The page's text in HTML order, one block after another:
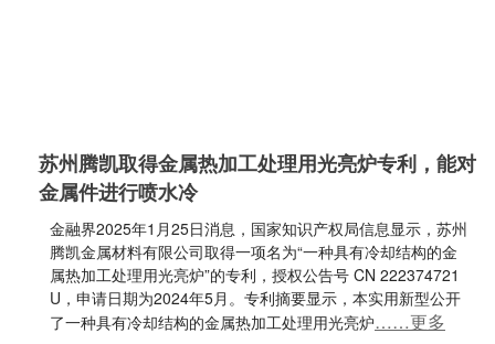
苏州腾凯取得金属热加工处理用光亮炉专利，能对
金属件进行喷水冷
金融界2025年1月25日消息，国家知识产权局信息显示，苏州
腾凯金属材料有限公司取得一项名为“一种具有冷却结构的金
属热加工处理用光亮炉”的专利，授权公告号 CN 222374721
U，申请日期为2024年5月。专利摘要显示，本实用新型公开
了一种具有冷却结构的金属热加工处理用光亮炉……更多